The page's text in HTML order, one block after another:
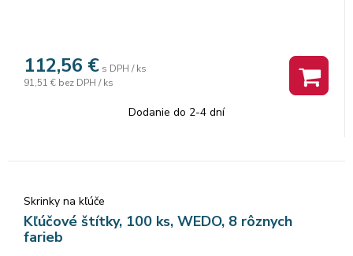
112,56 € s DPH / ks
91,51 € bez DPH / ks
Dodanie do 2-4 dní
Skrinky na kľúče
Kľúčové štítky, 100 ks, WEDO, 8 rôznych
farieb